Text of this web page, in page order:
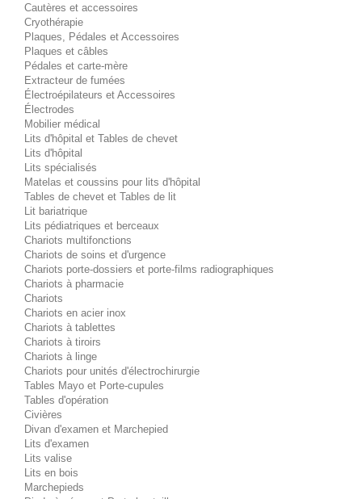
Cautères et accessoires
Cryothérapie
Plaques, Pédales et Accessoires
Plaques et câbles
Pédales et carte-mère
Extracteur de fumées
Électroépilateurs et Accessoires
Électrodes
Mobilier médical
Lits d'hôpital et Tables de chevet
Lits d'hôpital
Lits spécialisés
Matelas et coussins pour lits d'hôpital
Tables de chevet et Tables de lit
Lit bariatrique
Lits pédiatriques et berceaux
Chariots multifonctions
Chariots de soins et d'urgence
Chariots porte-dossiers et porte-films radiographiques
Chariots à pharmacie
Chariots
Chariots en acier inox
Chariots à tablettes
Chariots à tiroirs
Chariots à linge
Chariots pour unités d'électrochirurgie
Tables Mayo et Porte-cupules
Tables d'opération
Civières
Divan d'examen et Marchepied
Lits d'examen
Lits valise
Lits en bois
Marchepieds